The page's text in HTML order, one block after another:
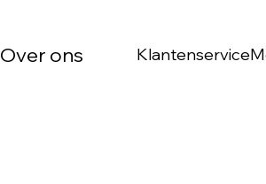
Over ons Klantenservice